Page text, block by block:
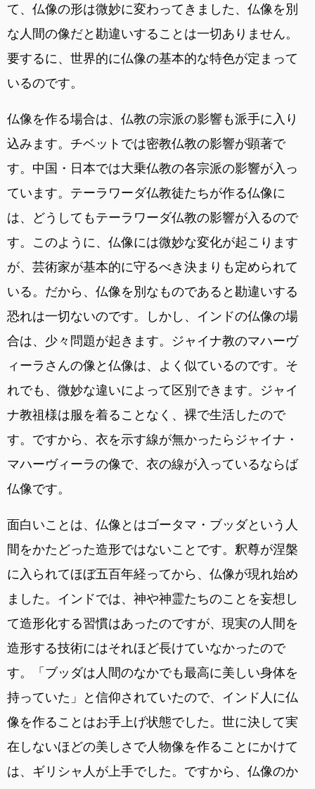
て、仏像の形は微妙に変わってきました、仏像を別
な人間の像だと勘違いすることは一切ありません。
要するに、世界的に仏像の基本的な特色が定まって
いるのです。
仏像を作る場合は、仏教の宗派の影響も派手に入り
込みます。チベットでは密教仏教の影響が顕著で
す。中国・日本では大乗仏教の各宗派の影響が入っ
ています。テーラワーダ仏教徒たちが作る仏像に
は、どうしてもテーラワーダ仏教の影響が入るので
す。このように、仏像には微妙な変化が起こります
が、芸術家が基本的に守るべき決まりも定められて
いる。だから、仏像を別なものであると勘違いする
恐れは一切ないのです。しかし、インドの仏像の場
合は、少々問題が起きます。ジャイナ教のマハーヴ
ィーラさんの像と仏像は、よく似ているのです。そ
れでも、微妙な違いによって区別できます。ジャイ
ナ教祖様は服を着ることなく、裸で生活したので
す。ですから、衣を示す線が無かったらジャイナ・
マハーヴィーラの像で、衣の線が入っているならば
仏像です。
面白いことは、仏像とはゴータマ・ブッダという人
間をかたどった造形ではないことです。釈尊が涅槃
に入られてほぼ五百年経ってから、仏像が現れ始め
ました。インドでは、神や神霊たちのことを妄想し
て造形化する習慣はあったのですが、現実の人間を
造形する技術にはそれほど長けていなかったので
す。「ブッダは人間のなかでも最高に美しい身体を
持っていた」と信仰されていたので、インド人に仏
像を作ることはお手上げ状態でした。世に決して実
在しないほどの美しさで人物像を作ることにかけて
は、ギリシャ人が上手でした。ですから、仏像のか